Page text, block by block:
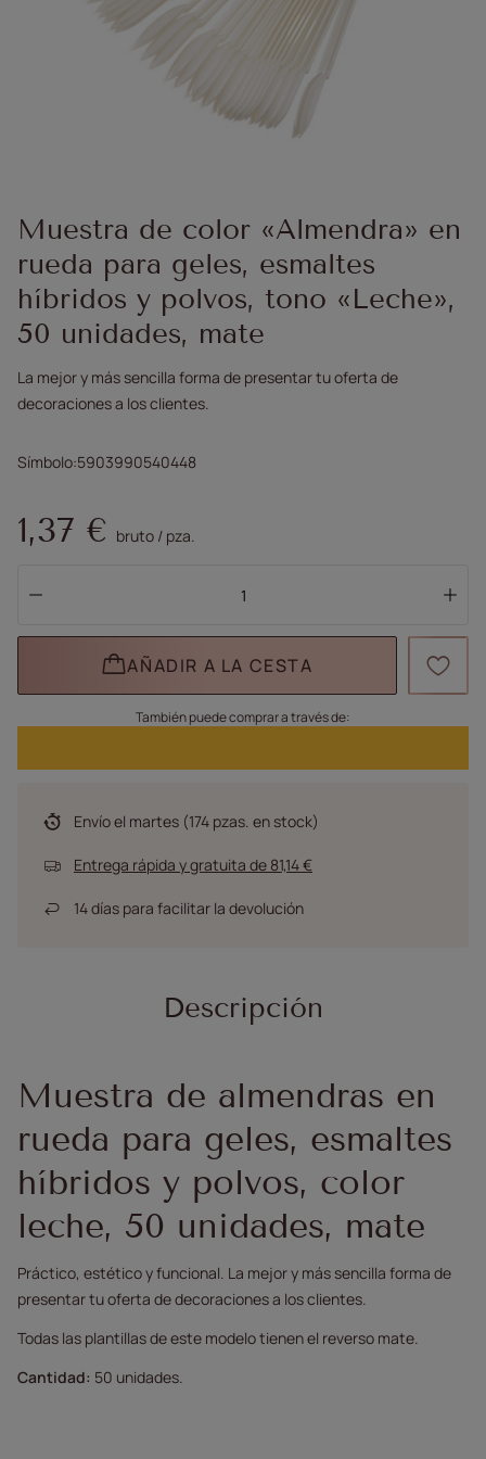
Muestra de color «Almendra» en
rueda para geles, esmaltes
híbridos y polvos, tono «Leche»,
50 unidades, mate
La mejor y más sencilla forma de presentar tu oferta de
decoraciones a los clientes.
Símbolo 5903990540448
1,37 € bruto / pza.
AÑADIR A LA CESTA
También puede comprar a través de:
Envíoel martes (174 pzas. en stock)
Entrega rápida y gratuita de 81,14 €
14días para facilitar la devolución
Descripción
Muestra de almendras en
rueda para geles, esmaltes
híbridos y polvos, color
leche, 50 unidades, mate
Práctico, estético y funcional. La mejor y más sencilla forma de
presentar tu oferta de decoraciones a los clientes.
Todas las plantillas de este modelo tienen el reverso mate.
Cantidad: 50 unidades.